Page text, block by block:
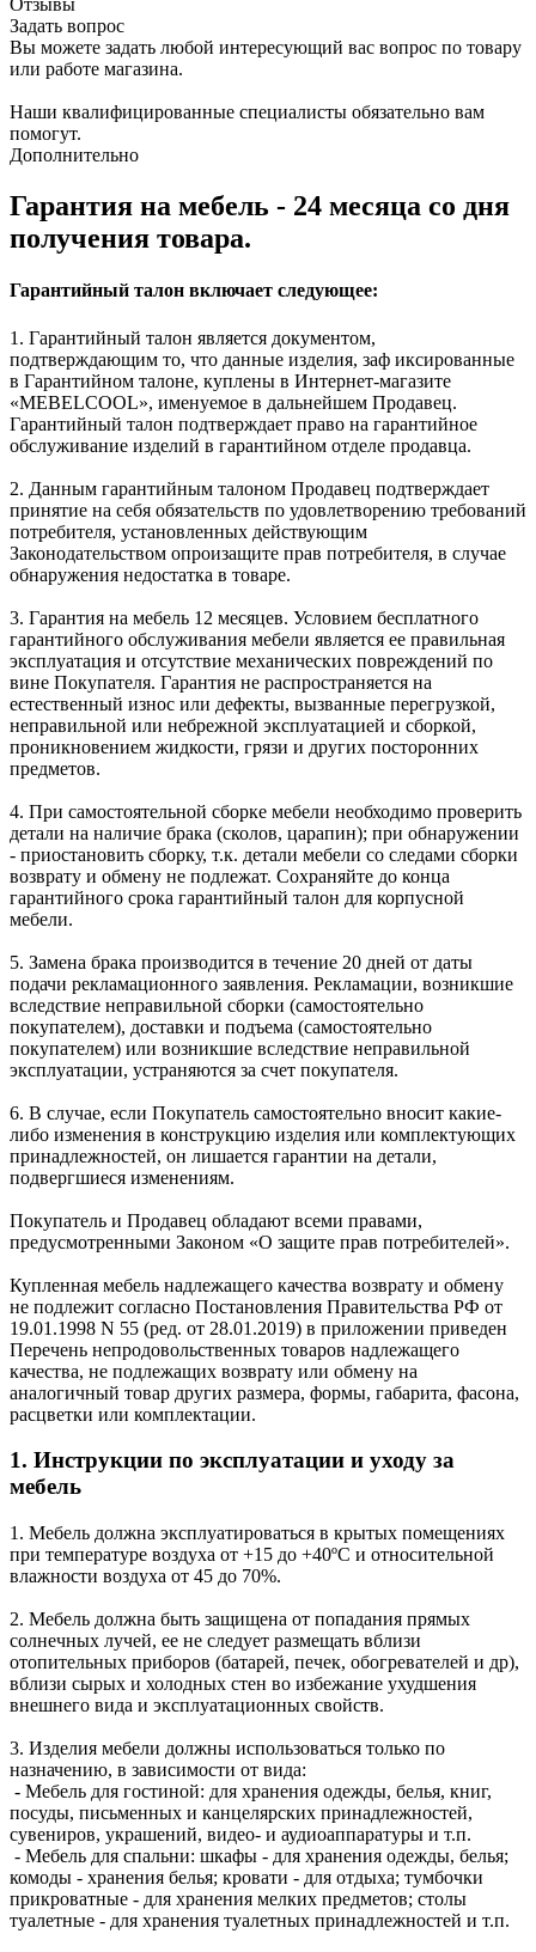
Отзывы
Задать вопрос
Вы можете задать любой интересующий вас вопрос по товару
или работе магазина.
Наши квалифицированные специалисты обязательно вам
помогут.
Дополнительно
Гарантия на мебель - 24 месяца со дня
получения товара.
Гарантийный талон включает следующее:
1. Гарантийный талон является документом,
подтверждающим то, что данные изделия, заф иксированные
в Гарантийном талоне, куплены в Интернет-магазите
«MEBELCOOL», именуемое в дальнейшем Продавец.
Гарантийный талон подтверждает право на гарантийное
обслуживание изделий в гарантийном отделе продавца.
2. Данным гарантийным талоном Продавец подтверждает
принятие на себя обязательств по удовлетворению требований
потребителя, установленных действующим
Законодательством опроизащите прав потребителя, в случае
обнаружения недостатка в товаре.
3. Гарантия на мебель 12 месяцев. Условием бесплатного
гарантийного обслуживания мебели является ее правильная
эксплуатация и отсутствие механических повреждений по
вине Покупателя. Гарантия не распространяется на
естественный износ или дефекты, вызванные перегрузкой,
неправильной или небрежной эксплуатацией и сборкой,
проникновением жидкости, грязи и других посторонних
предметов.
4. При самостоятельной сборке мебели необходимо проверить
детали на наличие брака (сколов, царапин); при обнаружении
- приостановить сборку, т.к. детали мебели со следами сборки
возврату и обмену не подлежат. Сохраняйте до конца
гарантийного срока гарантийный талон для корпусной
мебели.
5. Замена брака производится в течение 20 дней от даты
подачи рекламационного заявления. Рекламации, возникшие
вследствие неправильной сборки (самостоятельно
покупателем), доставки и подъема (самостоятельно
покупателем) или возникшие вследствие неправильной
эксплуатации, устраняются за счет покупателя.
6. В случае, если Покупатель самостоятельно вносит какие-
либо изменения в конструкцию изделия или комплектующих
принадлежностей, он лишается гарантии на детали,
подвергшиеся изменениям.
Покупатель и Продавец обладают всеми правами,
предусмотренными Законом «О защите прав потребителей».
Купленная мебель надлежащего качества возврату и обмену
не подлежит согласно Постановления Правительства РФ от
19.01.1998 N 55 (ред. от 28.01.2019) в приложении приведен
Перечень непродовольственных товаров надлежащего
качества, не подлежащих возврату или обмену на
аналогичный товар других размера, формы, габарита, фасона,
расцветки или комплектации.
1. Инструкции по эксплуатации и уходу за
мебель
1. Мебель должна эксплуатироваться в крытых помещениях
при температуре воздуха от +15 до +40ºС и относительной
влажности воздуха от 45 до 70%.
2. Мебель должна быть защищена от попадания прямых
солнечных лучей, ее не следует размещать вблизи
отопительных приборов (батарей, печек, обогревателей и др),
вблизи сырых и холодных стен во избежание ухудшения
внешнего вида и эксплуатационных свойств.
3. Изделия мебели должны использоваться только по
назначению, в зависимости от вида:
- Мебель для гостиной: для хранения одежды, белья, книг,
посуды, письменных и канцелярских принадлежностей,
сувениров, украшений, видео- и аудиоаппаратуры и т.п.
- Мебель для спальни: шкафы - для хранения одежды, белья;
комоды - хранения белья; кровати - для отдыха; тумбочки
прикроватные - для хранения мелких предметов; столы
туалетные - для хранения туалетных принадлежностей и т.п.